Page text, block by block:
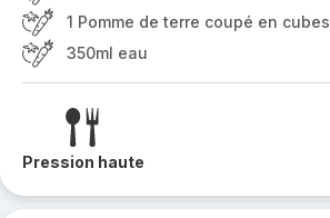
1 Pomme de terre coupé en cubes
350ml eau
Pression haute